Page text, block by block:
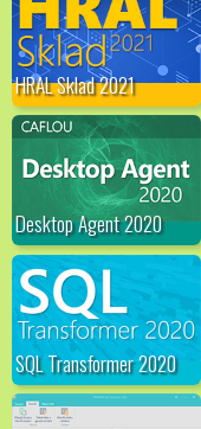
HRAL Sklad 2021
Desktop Agent 2020
SQL Transformer 2020